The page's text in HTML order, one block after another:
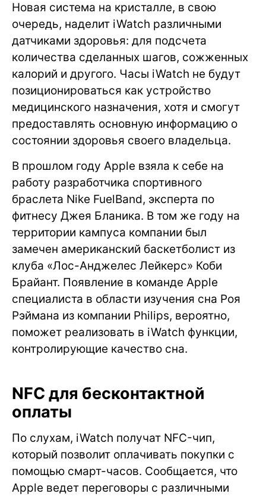
Новая система на кристалле, в свою
очередь, наделит iWatch различными
датчиками здоровья: для подсчета
количества сделанных шагов, сожженных
калорий и другого. Часы iWatch не будут
позиционироваться как устройство
медицинского назначения, хотя и смогут
предоставлять основную информацию о
состоянии здоровья своего владельца.
В прошлом году Apple взяла к себе на
работу разработчика спортивного
браслета Nike FuelBand, эксперта по
фитнесу Джея Бланика. В том же году на
территории кампуса компании был
замечен американский баскетболист из
клуба «Лос-Анджелес Лейкерс» Коби
Брайант. Появление в команде Apple
специалиста в области изучения сна Роя
Рэймана из компании Philips, вероятно,
поможет реализовать в iWatch функции,
контролирующие качество сна.
NFC для бесконтактной
оплаты
По слухам, iWatch получат NFC-чип,
который позволит оплачивать покупки с
помощью смарт-часов. Сообщается, что
Apple ведет переговоры с различными